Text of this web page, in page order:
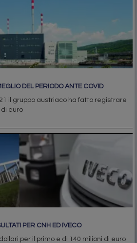
DEL PERIODO ANTE COVID
il gruppo austriaco ha fatto registrare
di euro
PER CNH ED IVECO
per il primo e di 140 milioni di euro